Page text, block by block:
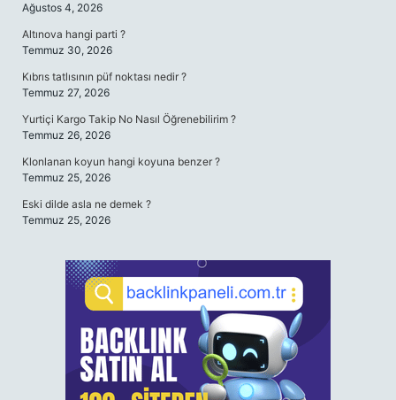
Ağustos 4, 2026
Altınova hangi parti ?
Temmuz 30, 2026
Kıbrıs tatlısının püf noktası nedir ?
Temmuz 27, 2026
Yurtiçi Kargo Takip No Nasıl Öğrenebilirim ?
Temmuz 26, 2026
Klonlanan koyun hangi koyuna benzer ?
Temmuz 25, 2026
Eski dilde asla ne demek ?
Temmuz 25, 2026